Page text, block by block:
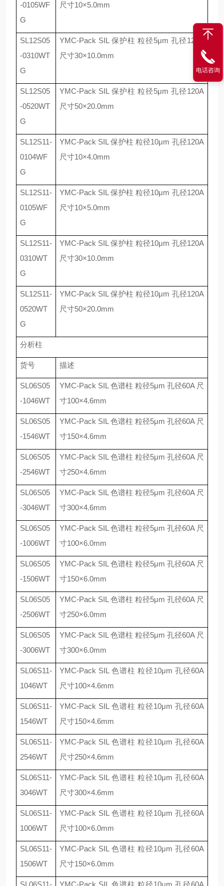
-0105WF
G
尺寸10×5.0mm
SL12S05
-0310WT
G
YMC-Pack SIL 保护柱 粒径5μm孔径120A
尺寸30×10.0mm
SL12S05
-0520WT
G
YMC-Pack SIL 保护柱 粒径5μm孔径120A
尺寸50×20.0mm
SL12S11-
0104WF
G
YMC-Pack SIL保护柱 粒径10μm 孔径120A
尺寸10×4.0mm
SL12S11-
0105WF
G
YMC-Pack SIL保护柱 粒径10μm 孔径120A
尺寸10×5.0mm
SL12S11-
0310WT
G
YMC-Pack SIL保护柱 粒径10μm 孔径120A
尺寸30×10.0mm
SL12S11-
0520WT
G
YMC-Pack SIL保护柱 粒径10μm 孔径120A
尺寸50×20.0mm
分析柱
货号 描述
SL06S05
-1046WT
YMC-Pack SIL 色谱柱 粒径5μm 孔径60A 尺
寸100×4.6mm
SL06S05
-1546WT
YMC-Pack SIL 色谱柱 粒径5μm 孔径60A 尺
寸150×4.6mm
SL06S05
-2546WT
YMC-Pack SIL 色谱柱 粒径5μm 孔径60A 尺
寸250×4.6mm
SL06S05
-3046WT
YMC-Pack SIL 色谱柱 粒径5μm 孔径60A 尺
寸300×4.6mm
SL06S05
-1006WT
YMC-Pack SIL 色谱柱 粒径5μm 孔径60A 尺
寸100×6.0mm
SL06S05
-1506WT
YMC-Pack SIL 色谱柱 粒径5μm 孔径60A 尺
寸150×6.0mm
SL06S05
-2506WT
YMC-Pack SIL 色谱柱 粒径5μm 孔径60A 尺
寸250×6.0mm
SL06S05
-3006WT
YMC-Pack SIL 色谱柱 粒径5μm 孔径60A 尺
寸300×6.0mm
SL06S11-
1046WT
YMC-Pack SIL 色谱柱 粒径10μm孔径60A
尺寸100×4.6mm
SL06S11-
1546WT
YMC-Pack SIL 色谱柱 粒径10μm孔径60A
尺寸150×4.6mm
SL06S11-
2546WT
YMC-Pack SIL 色谱柱 粒径10μm孔径60A
尺寸250×4.6mm
SL06S11-
3046WT
YMC-Pack SIL 色谱柱 粒径10μm孔径60A
尺寸300×4.6mm
SL06S11-
1006WT
YMC-Pack SIL 色谱柱 粒径10μm孔径60A
尺寸100×6.0mm
SL06S11-
1506WT
YMC-Pack SIL 色谱柱 粒径10μm孔径60A
尺寸150×6.0mm
SL06S11- YMC-Pack SIL 色谱柱 粒径10μm孔径60A
电话咨询